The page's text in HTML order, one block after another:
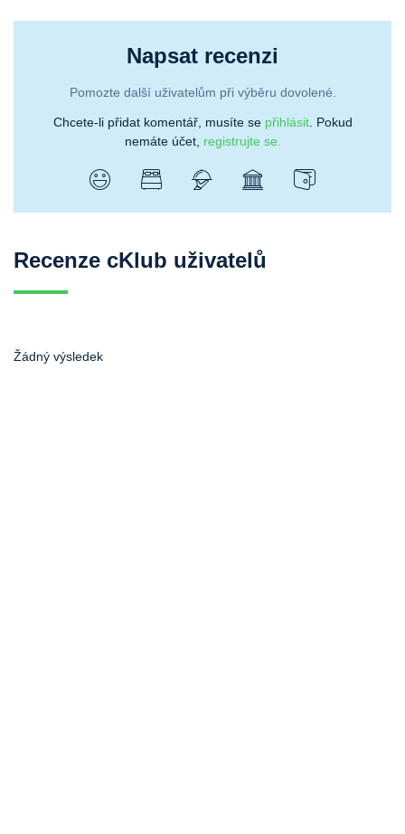
Napsat recenzi
Pomozte další uživatelům při výběru dovolené.
Chcete-li přidat komentář, musíte se přihlásit. Pokud
nemáte účet, registrujte se.
Recenze cKlub uživatelů
Žádný výsledek